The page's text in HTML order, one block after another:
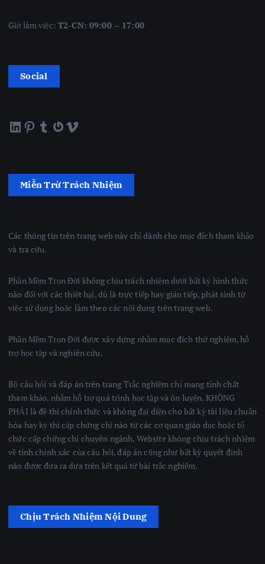
Giờ làm việc:T2-CN: 09:00 – 17:00
Social
LinkedIn Pinterest Tumblr Gravatar Vimeo
Miễn Trừ Trách Nhiệm
Các thông tin trên trang web này chỉ dành cho mục đích tham khảo
và tra cứu.
Phần Mềm Trọn Đời không chịu trách nhiệm dưới bất kỳ hình thức
nào đối với các thiệt hại, dù là trực tiếp hay gián tiếp, phát sinh từ
việc sử dụng hoặc làm theo các nội dung trên trang web.
Phần Mềm Trọn Đời được xây dựng nhằm mục đích thử nghiệm, hỗ
trợ học tập và nghiên cứu.
Bộ câu hỏi và đáp án trên trang Trắc nghiệm chỉ mang tính chất
tham khảo, nhằm hỗ trợ quá trình học tập và ôn luyện. KHÔNG
PHẢI là đề thi chính thức và không đại diện cho bất kỳ tài liệu chuẩn
hóa hay kỳ thi cấp chứng chỉ nào từ các cơ quan giáo dục hoặc tổ
chức cấp chứng chỉ chuyên ngành. Website không chịu trách nhiệm
về tính chính xác của câu hỏi, đáp án cũng như bất kỳ quyết định
nào được đưa ra dựa trên kết quả từ bài trắc nghiệm.
Chịu Trách Nhiệm Nội Dung